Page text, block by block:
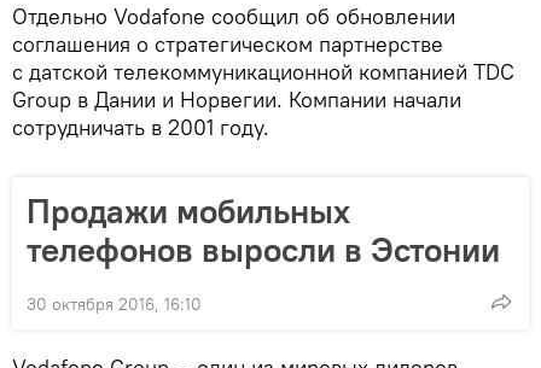
Отдельно Vodafone сообщил об обновлении
соглашения о стратегическом партнерстве
с датской телекоммуникационной компанией TDC
Group в Дании и Норвегии. Компании начали
сотрудничать в 2001 году.
Продажи мобильных
телефонов выросли в Эстонии
30 октября 2016, 16:10